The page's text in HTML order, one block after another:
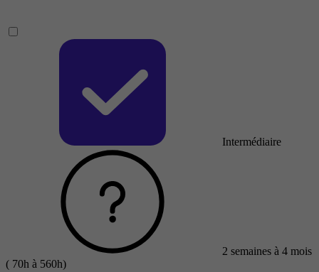
Intermédiaire
2 semaines à 4 mois
( 70h à 560h)